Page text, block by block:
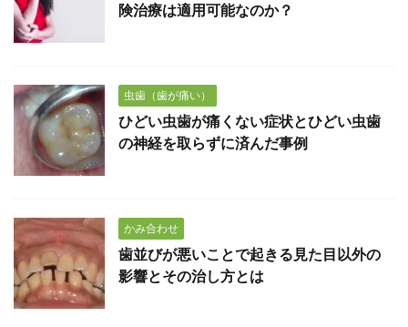
険治療は適用可能なのか？
虫歯（歯が痛い）
ひどい虫歯が痛くない症状とひどい虫歯
の神経を取らずに済んだ事例
かみ合わせ
歯並びが悪いことで起きる見た目以外の
影響とその治し方とは